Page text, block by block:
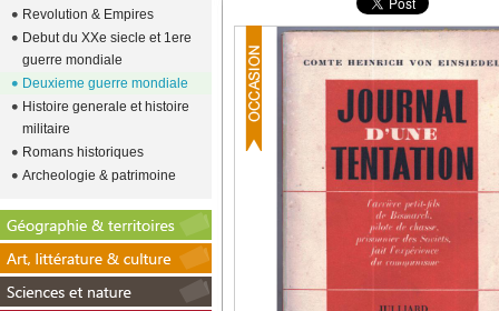
Revolution & Empires
Debut du XXe siecle et 1ere
guerre mondiale
Deuxieme guerre mondiale
Histoire generale et histoire
militaire
Romans historiques
Archeologie & patrimoine